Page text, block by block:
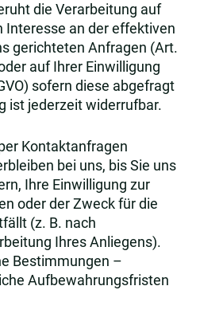
die Verarbeitung auf
Interesse an der effektiven
gerichteten Anfragen (Art.
auf Ihrer Einwilligung
sofern diese abgefragt
ist jederzeit widerrufbar.
Kontaktanfragen
bei uns, bis Sie uns
Ihre Einwilligung zur
oder der Zweck für die
(z. B. nach
Ihres Anliegens).
Bestimmungen –
Aufbewahrungsfristen